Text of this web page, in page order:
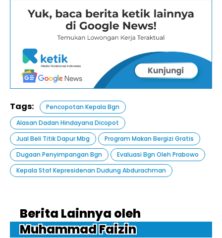
Tags:
Pencopotan Kepala Bgn
Alasan Dadan Hindayana Dicopot
Jual Beli Titik Dapur Mbg
Program Makan Bergizi Gratis
Dugaan Penyimpangan Bgn
Evaluasi Bgn Oleh Prabowo
Kepala Staf Kepresidenan Dudung Abdurachman
Berita Lainnya oleh
Muhammad Faizin